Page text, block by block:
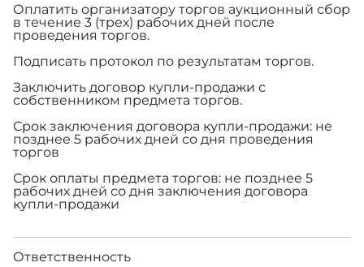
Оплатить организатору торгов аукционный сбор
в течение 3 (трех) рабочих дней после
проведения торгов.
Подписать протокол по результатам торгов.
Заключить договор купли-продажи с
собственником предмета торгов.
Срок заключения договора купли-продажи: не
позднее 5 рабочих дней со дня проведения
торгов
Срок оплаты предмета торгов: не позднее 5
рабочих дней со дня заключения договора
купли-продажи
Ответственность